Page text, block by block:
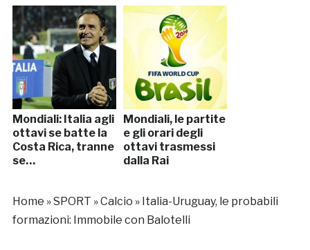
Mondiali: Italia agli
ottavi se batte la
Costa Rica, tranne
se…
Mondiali, le partite
e gli orari degli
ottavi trasmessi
dalla Rai
Home »SPORT »Calcio » Italia-Uruguay, le probabili
formazioni: Immobile con Balotelli